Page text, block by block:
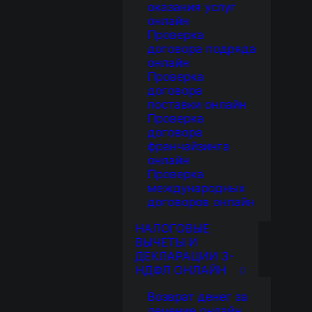
оказания услуг
онлайн
Проверка
договора подряда
онлайн
Проверка
договора
поставки онлайн
Проверка
договора
франчайзинга
онлайн
Проверка
международных
договоров онлайн
НАЛОГОВЫЕ
ВЫЧЕТЫ И
ДЕКЛАРАЦИИ 3-
НДФЛ ОНЛАЙН
Возврат денег за